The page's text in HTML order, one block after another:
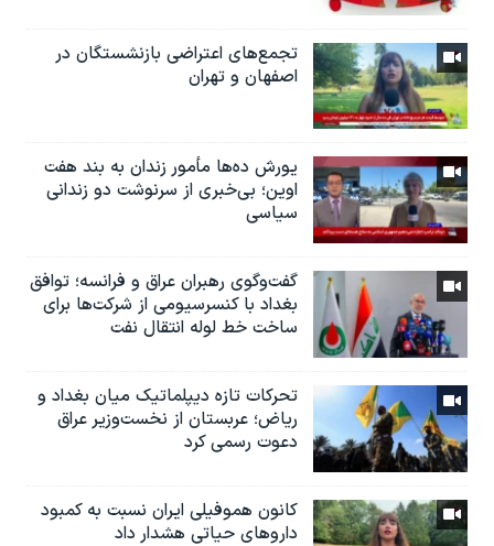
تجمع‌های اعتراضی بازنشستگان در
اصفهان و تهران
یورش ده‌ها مأمور زندان به بند هفت
اوین؛ بی‌خبری از سرنوشت دو زندانی
سیاسی
گفت‌وگوی رهبران عراق و فرانسه؛ توافق
بغداد با کنسرسیومی از شرکت‌ها برای
ساخت خط لوله انتقال نفت
تحرکات تازه دیپلماتیک میان بغداد و
ریاض؛ عربستان از نخست‌وزیر عراق
دعوت رسمی کرد
کانون هموفیلی ایران نسبت به کمبود
داروهای حیاتی هشدار داد